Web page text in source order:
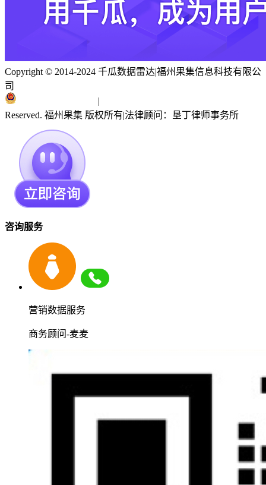
Copyright © 2014-2024 千瓜数据雷达|福州果集信息科技有限公
司
|
Reserved. 福州果集 版权所有|法律顾问：垦丁律师事务所
咨询服务
营销数据服务
商务顾问-麦麦